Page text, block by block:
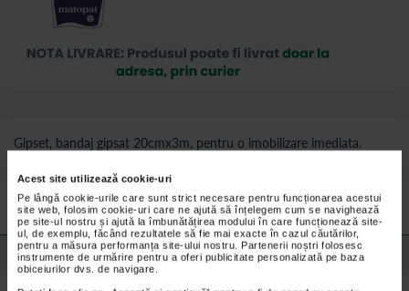
Acest site utilizează cookie-uri
Pe lângă cookie-urile care sunt strict necesare pentru funcționarea acestui
site web, folosim cookie-uri care ne ajută să înțelegem cum se navighează
pe site-ul nostru și ajută la îmbunătățirea modului în care funcționează site-
ul, de exemplu, făcând rezultatele să fie mai exacte în cazul căutărilor,
pentru a măsura performanța site-ului nostru. Partenerii noștri folosesc
instrumente de urmărire pentru a oferi publicitate personalizată pe baza
obiceiurilor dvs. de navigare.
Gipset, bandaj gipsat 20cmx3m, pentru o imobilizare imediata.
Preturile si promotiile afisate pe site in dreptul fiecarui produs sunt
valabile pentru comenzile efectuate online.
Detalii despre produs